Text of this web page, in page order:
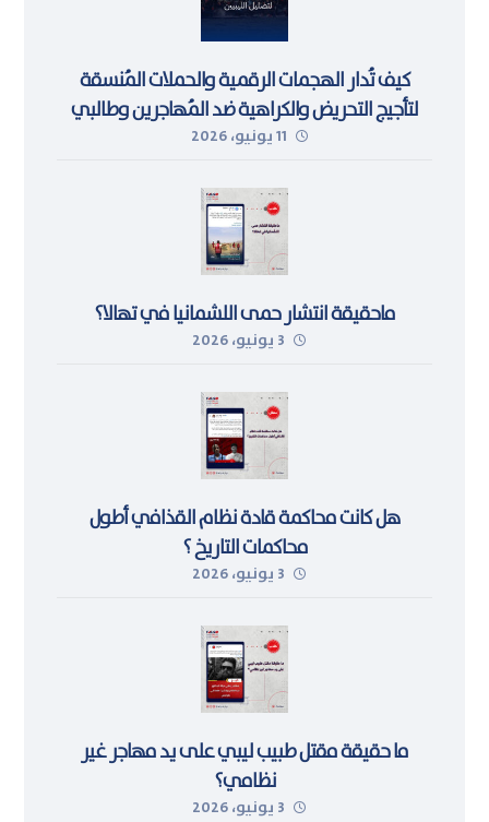
كيف تُدار الهجمات الرقمية والحملات المُنسقة
لتأجيج التحريض والكراهية ضد المُهاجرين وطالبي
اللجوء في ليبيا
11 يونيو، 2026
ماحقيقة انتشار حمى اللشمانيا في تهالا؟
3 يونيو، 2026
هل كانت محاكمة قادة نظام القذافي أطول
محاكمات التاريخ ؟
3 يونيو، 2026
ما حقيقة مقتل طبيب ليبي على يد مهاجر غير
نظامي؟
3 يونيو، 2026